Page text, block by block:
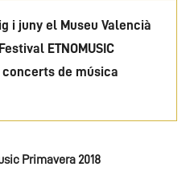
i juny el Museu Valencià
ETNOMUSIC
concerts de música
Primavera 2018